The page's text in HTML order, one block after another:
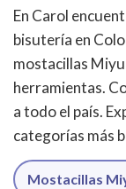
En Carol
bisutería en
mostacillas
herramientas.
a todo el país.
categorías más
Mostacillas